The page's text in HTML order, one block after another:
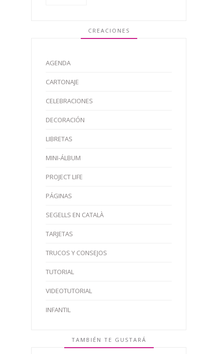
CREACIONES
AGENDA
CARTONAJE
CELEBRACIONES
DECORACIÓN
LIBRETAS
MINI-ÁLBUM
PROJECT LIFE
PÁGINAS
SEGELLS EN CATALÀ
TARJETAS
TRUCOS Y CONSEJOS
TUTORIAL
VIDEOTUTORIAL
INFANTIL
TAMBIÉN TE GUSTARÁ